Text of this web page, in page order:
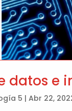
datos e
5 | Abr 22,